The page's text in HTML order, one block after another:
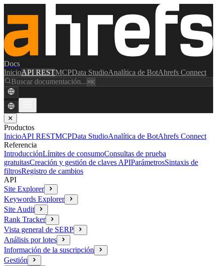
Docs
InicioAPI RESTMCPData StudioAnalítica de BotAhrefs Connect
Buscar documentación...⌘K
✕
Productos
InicioAPI RESTMCPData StudioAnalítica de BotAhrefs Connect
Referencia
IntroducciónLímites de consumoConsultas de prueba
gratuitasCreación y gestión de claves APIParámetrosSintaxis de
filtrosRegistro de cambios
API
Site Explorer
Keywords Explorer
Site Audit
Rank Tracker
Vista general de SERP
Análisis por lotes
Información de la suscripción
Gestión